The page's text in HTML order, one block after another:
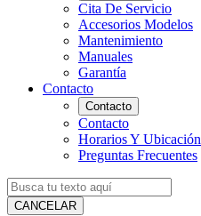
Cita De Servicio
Accesorios Modelos
Mantenimiento
Manuales
Garantía
Contacto
Contacto
Contacto
Horarios Y Ubicación
Preguntas Frecuentes
CANCELAR